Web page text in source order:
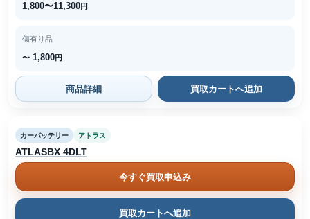
1,800〜11,300円
傷有り品
〜 1,800円
商品詳細 買取カートへ追加
カーバッテリー アトラス
ATLASBX 4DLT
今すぐ買取申込み
買取カートへ追加